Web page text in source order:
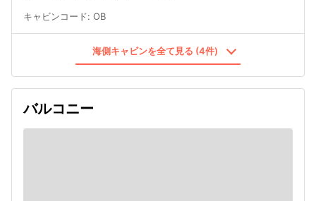
キャビンコード: OB
海側キャビンを全て見る (4件)
バルコニー